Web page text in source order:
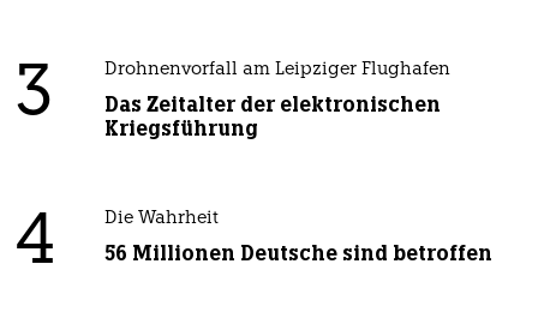
3 Drohnenvorfall am Leipziger Flughafen
Das Zeitalter der elektronischen
Kriegsführung
4 Die Wahrheit
56 Millionen Deutsche sind betroffen